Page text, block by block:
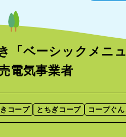
「ベーシックメニュ
電気事業者
コープ とちぎコープ コープぐん